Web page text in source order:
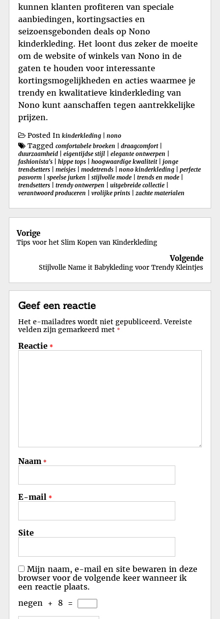
kunnen klanten profiteren van speciale
aanbiedingen, kortingsacties en
seizoensgebonden deals op Nono
kinderkleding. Het loont dus zeker de moeite
om de website of winkels van Nono in de
gaten te houden voor interessante
kortingsmogelijkheden en acties waarmee je
trendy en kwalitatieve kinderkleding van
Nono kunt aanschaffen tegen aantrekkelijke
prijzen.
Posted In kinderkleding nono
Tagged comfortabele broeken draagcomfort|
duurzaamheid
eigentijdse stijl elegante ontwerpen
fashionista's
hippe tops hoogwaardige kwaliteit| jonge
trendsetters
meisjes modetrends nono kinderkleding
perfecte
pasvorm
speelse jurken stijlvolle mode trends en mode
trendsetters
trendy ontwerpen uitgebreide collectie
verantwoord produceren
vrolijke prints zachte materialen
Berichtnavigatie
Vorige
Tips voor het Slim Kopen van Kinderkleding
Volgende
Stijlvolle Name it Babykleding voor Trendy Kleintjes
Geef een reactie
Het e-mailadres wordt niet gepubliceerd. Vereiste
velden zijn gemarkeerd met *
Reactie *
Naam *
E-mail *
Site
Mijn naam, e-mail en site bewaren in deze
browser voor de volgende keer wanneer ik
een reactie plaats.
negen + 8 =